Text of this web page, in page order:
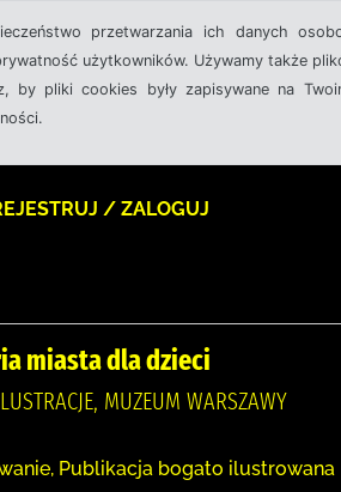
przetwarzania ich danych
użytkowników. Używamy także
pliki cookies były zapisywane na
/ ZALOGUJ
miasta dla dzieci
MUZEUM WARSZAWY
Publikacja bogato ilustrowana